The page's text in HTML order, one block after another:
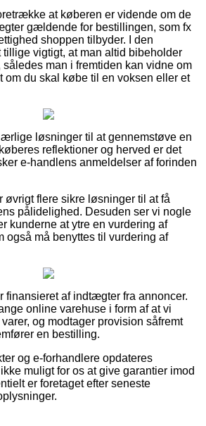
at køberen er vidende om de
gældende for bestillingen, som fx
shoppen tilbyder. I den
vigtigt, at man altid bibeholder
man i fremtiden kan vidne om
om du skal købe til en voksen eller et
løsninger til at gennemstøve en
reflektioner og herved er det
e-handlens anmeldelser af forinden
øvrigt flere sikre løsninger til at få
pålidelighed. Desuden ser vi nogle
kunderne at ytre en vurdering af
også må benyttes til vurdering af
finansieret af indtægter fra annoncer.
online varehuse i form af at vi
og modtager provision såfremt
en bestilling.
og e-forhandlere opdateres
muligt for os at give garantier imod
er foretaget efter seneste